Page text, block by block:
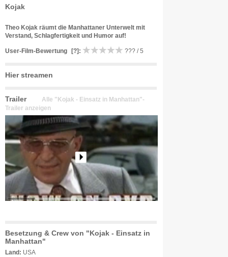
Kojak
Theo Kojak räumt die Manhattaner Unterwelt mit
Verstand, Schlagfertigkeit und Humor auf!
User-Film-Bewertung [?] : ??? / 5
Hier streamen
Trailer
Alle "Kojak - Einsatz in Manhattan"-
Trailer anzeigen
Besetzung & Crew von "Kojak - Einsatz in
Manhattan"
Land: USA